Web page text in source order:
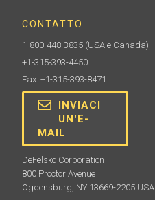
CONTATTO
1-800-448-3835 (USA e Canada)
+1-315-393-4450
Fax: +1-315-393-8471
INVIACI
UN'E-
MAIL
DeFelsko Corporation
800 Proctor Avenue
Ogdensburg, NY 13669-2205 USA